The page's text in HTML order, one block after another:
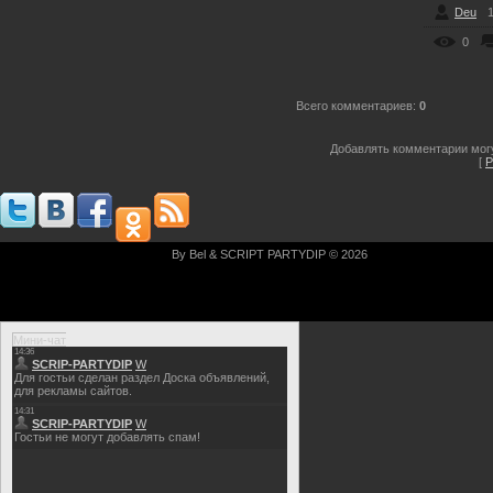
Deu
0
Всего комментариев:0
Добавлять комментарии
[
By Bel & SCRIPT PARTYDIP © 2026
Мини-чат